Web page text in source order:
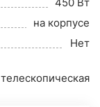
на корпусе
Нет
телескопическая